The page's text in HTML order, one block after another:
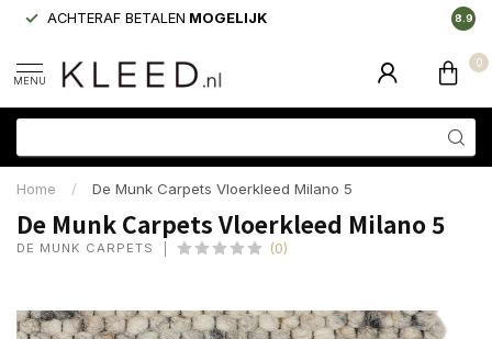
ACHTERAF BETALEN MOGELIJK 8.9
MENU
0
Home / De Munk Carpets Vloerkleed Milano 5
De Munk Carpets Vloerkleed Milano 5
DE MUNK CARPETS (0)